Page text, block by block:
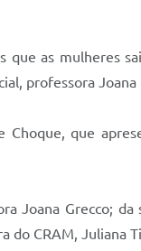
que as mulheres
professora Joana
que
Joana Grecco;
do CRAM, Juliana